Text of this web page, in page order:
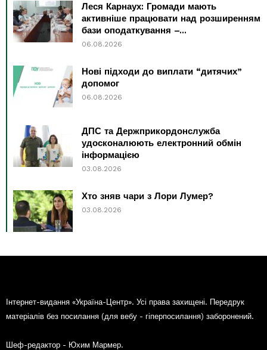
Леся Карнаух: Громади мають
активніше працювати над розширенням
бази оподаткування –...
06.08.2026
Нові підходи до виплати “дитячих”
допомог
06.08.2026
ДПС та Держприкордонслужба
удосконалюють електронний обмін
інформацією
03.08.2026
Хто зняв чари з Лори Лумер?
03.08.2026
Інтернет-видання «Україна-Центр». Усі права захищені. Передрук
матеріалів без посилання (для вебу - гіперпосилання) заборонений.
Шеф-редактор - Юхим Мармер.